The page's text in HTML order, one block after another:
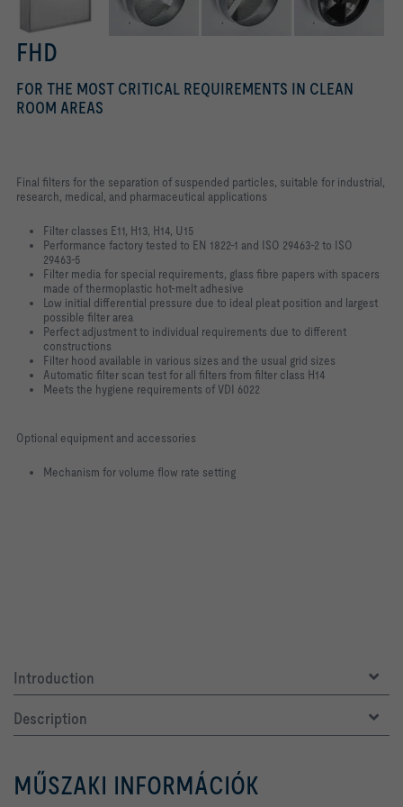
FHD
FOR THE MOST CRITICAL REQUIREMENTS IN CLEAN
ROOM AREAS
Final filters for the separation of suspended particles, suitable for industrial,
research, medical, and pharmaceutical applications
Filter classes E11, H13, H14, U15
Performance factory tested to EN 1822-1 and ISO 29463-2 to ISO
29463-5
Filter media for special requirements, glass fibre papers with spacers
made of thermoplastic hot-melt adhesive
Low initial differential pressure due to ideal pleat position and largest
possible filter area
Perfect adjustment to individual requirements due to different
constructions
Filter hood available in various sizes and the usual grid sizes
Automatic filter scan test for all filters from filter class H14
Meets the hygiene requirements of VDI 6022
Optional equipment and accessories
Mechanism for volume flow rate setting
Introduction
Description
MŰSZAKI INFORMÁCIÓK